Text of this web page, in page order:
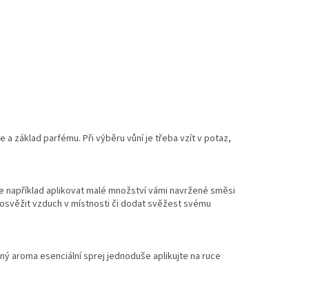
základ parfému. Při výběru vůní je třeba vzít v potaz,
například aplikovat malé množství vámi navržené směsi
vzduch v místnosti či dodat svěžest svému
aroma esenciální sprej jednoduše aplikujte na ruce